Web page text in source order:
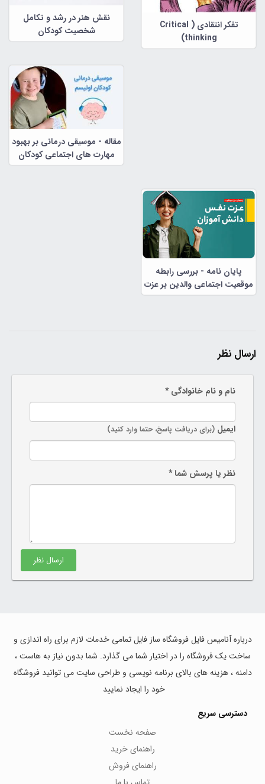
تفکر انتقادی ( Critical
thinking)
نقش هنر در رشد و تکامل
شخصیت کودکان
مقاله - موسیقی درمانی بر بهبود
مهارت های اجتماعی کودکان
اتیسم
پایان نامه - بررسی رابطه
موقعیت اجتماعی والدین بر عزت
نفس دانش آموزان مقطع
ارسال نظر
نام و نام خانوادگی *
ایمیل (برای دریافت پاسخ، حتما وارد کنید)
نظر یا پرسش شما *
ارسال نظر
درباره آنامیس فایل فروشگاه ساز فایل تمامی خدمات لازم برای راه اندازی و
ساخت یک فروشگاه را در اختیار شما می گذارد. شما بدون نیاز به هاست ،
دامنه ، هزینه های بالای برنامه نویسی و طراحی سایت می توانید فروشگاه
خود را ایجاد نمایید
دسترسی سریع
صفحه نخست
راهنمای خرید
راهنمای فروش